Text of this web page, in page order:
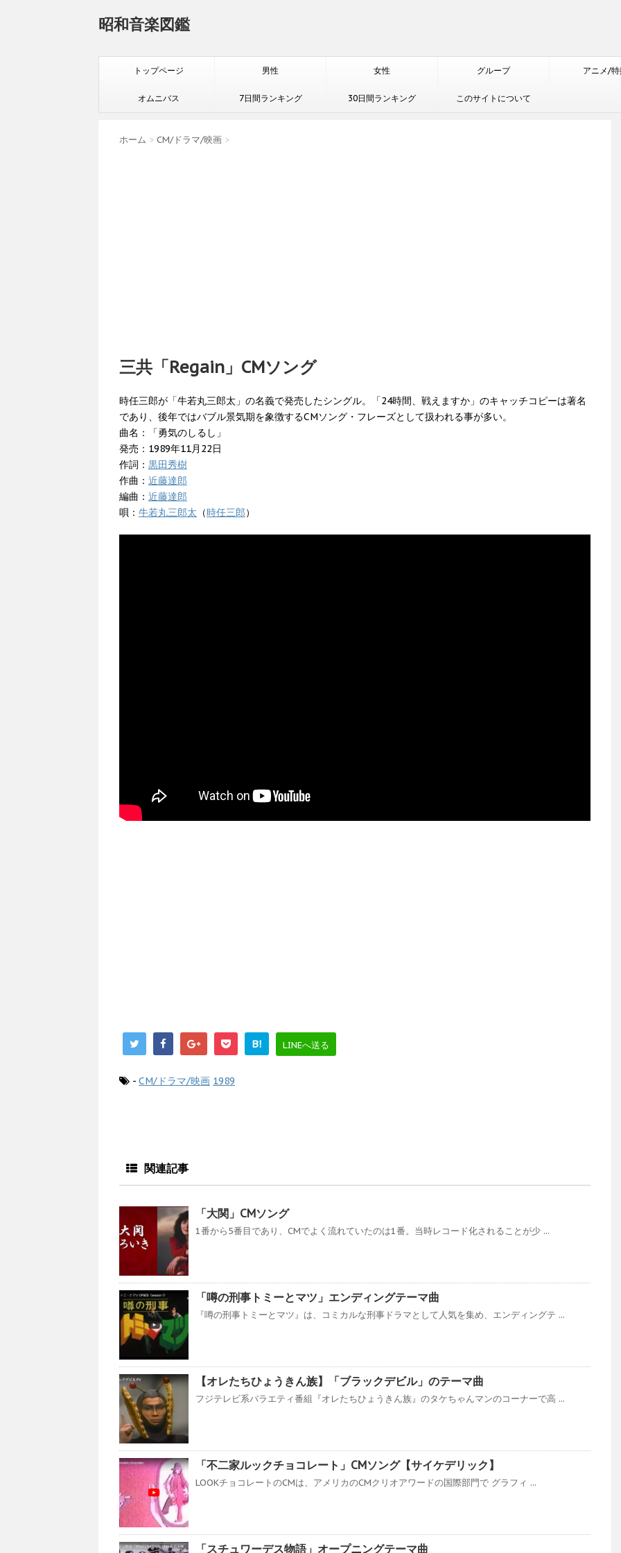
昭和音楽図鑑
トップページ 男性 女性 グループ アニメ/特
オムニバス 7日間ランキング 30日間ランキング このサイトについて
ホーム > CM/ドラマ/映画 >
三共「Regain」CMソング
時任三郎が「牛若丸三郎太」の名義で発売したシングル。「24時間、戦えますか」のキャッチコピーは著名
であり、後年ではバブル景気期を象徴するCMソング・フレーズとして扱われる事が多い。
曲名：「勇気のしるし」
発売：1989年11月22日
作詞： 黒田秀樹
作曲： 近藤達郎
編曲： 近藤達郎
唄： 牛若丸三郎太 （時任三郎）
B! LINEへ送る
- CM/ドラマ/映画 1989
関連記事
「大関」CMソング
1番から5番目であり、CMでよく流れていたのは1番。当時レコード化されることが少 ...
「噂の刑事トミーとマツ」エンディングテーマ曲
『噂の刑事トミーとマツ』は、コミカルな刑事ドラマとして人気を集め、エンディングテ ...
【オレたちひょうきん族】「ブラックデビル」のテーマ曲
フジテレビ系バラエティ番組『オレたちひょうきん族』のタケちゃんマンのコーナーで高 ...
「不二家ルックチョコレート」CMソング【サイケデリック】
LOOKチョコレートのCMは、アメリカのCMクリオアワードの国際部門で グラフィ ...
「スチュワーデス物語」オープニングテーマ曲